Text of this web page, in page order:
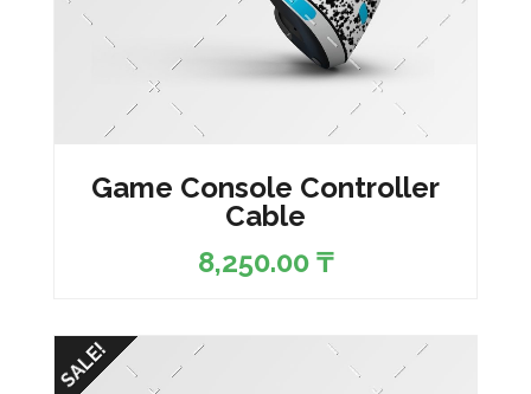
Game Console Controller
Cable
8,250.00 ₸
SALE!